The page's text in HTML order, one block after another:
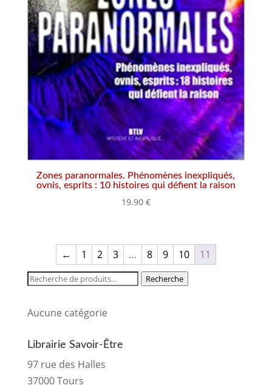
Zones paranormales. Phénomènes inexpliqués,
ovnis, esprits : 10 histoires qui défient la raison
19.90 €
← 1 2 3 … 8 9 10
11
Recherche
Recherche
Aucune catégorie
Librairie Savoir-Être
97 rue des Halles
37000 Tours